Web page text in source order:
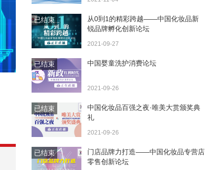
已结束
从0到1的精彩跨越——中国化妆品新
锐品牌孵化创新论坛
2021-09-27
已结束 中国婴童洗护消费论坛
2021-09-26
已结束
中国化妆品百强之夜·唯美大赏颁奖典
礼
2021-09-26
已结束
门店品牌力打造——中国化妆品专营店
零售创新论坛